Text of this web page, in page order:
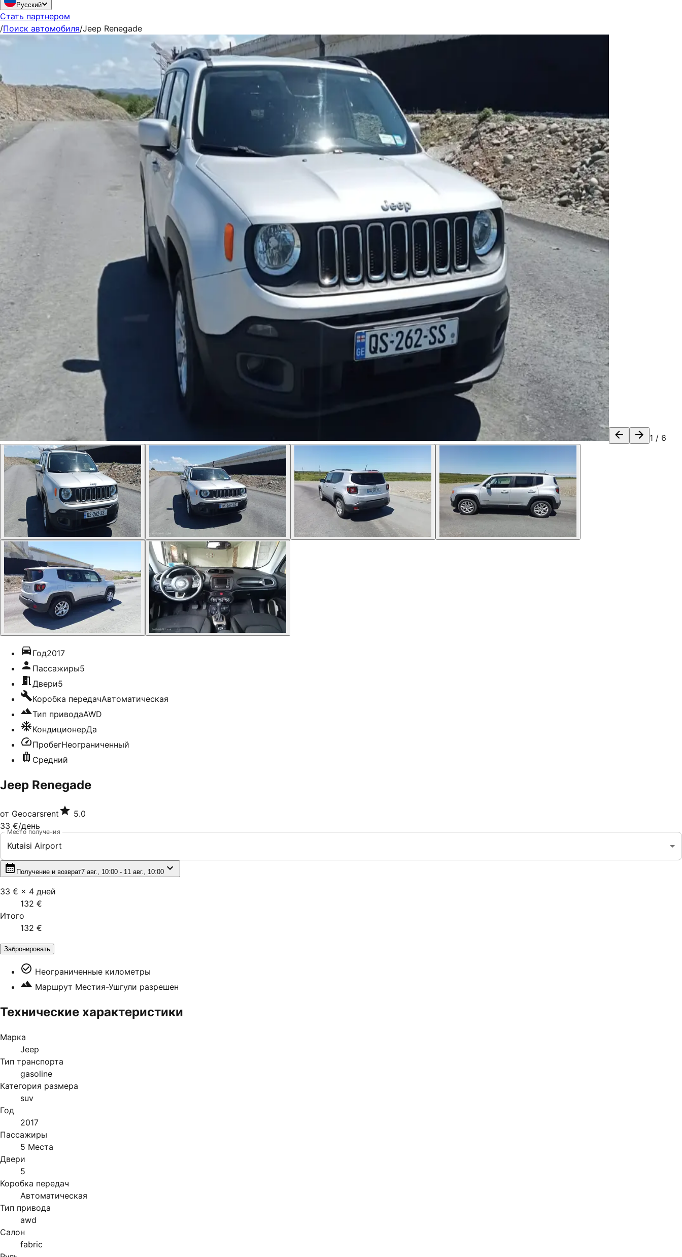
Русский
Стать партнером
/Поиск автомобиля/Jeep Renegade
1 / 6
Год2017
Пассажиры5
Двери5
Коробка передачАвтоматическая
Тип приводаAWD
КондиционерДа
ПробегНеограниченный
Средний
Jeep Renegade
от Geocarsrent
5.0
33 €/день
Место получения
Kutaisi Airport
Получение и возврат7 авг., 10:00 - 11 авг., 10:00
33 € × 4 дней
132 €
Итого
132 €
Забронировать
Неограниченные километры
Маршрут Местия-Ушгули разрешен
Технические характеристики
Марка
Jeep
Тип транспорта
gasoline
Категория размера
suv
Год
2017
Пассажиры
5 Места
Двери
5
Коробка передач
Автоматическая
Тип привода
awd
Салон
fabric